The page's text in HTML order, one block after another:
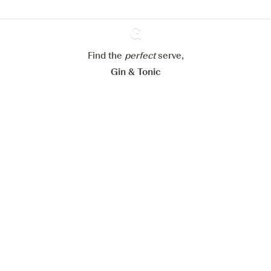
Ginventory
Find the perfectserve,
Gin & Tonic
Alles weigeren Alles aanvaarden